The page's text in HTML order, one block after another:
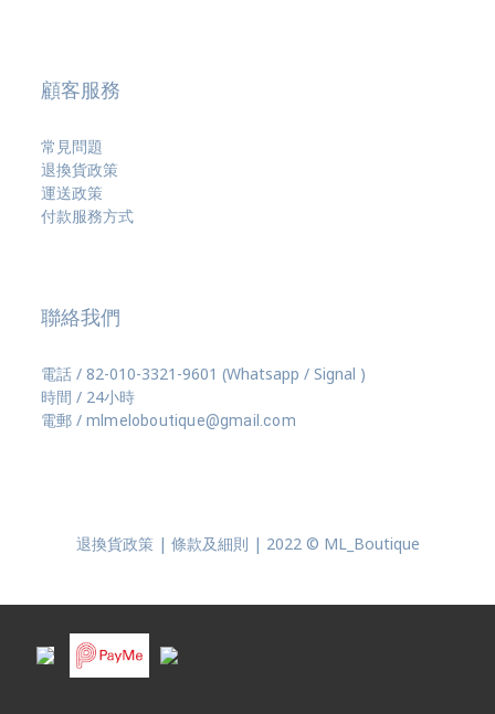
顧客服務
常見問題
退換貨政策
運送政策
付款服務方式
聯絡我們
電話 / 82-010-3321-9601 (Whatsapp / Signal )
時間 / 24小時
電郵 / mlmeloboutique@gmail.com
退換貨政策 | 條款及細則 | 2022 © ML_Boutique